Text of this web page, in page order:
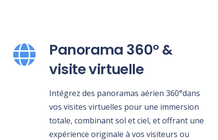
Panorama 360° &
visite virtuelle
Intégrez des panoramas aérien 360°dans
vos visites virtuelles pour une immersion
totale, combinant sol et ciel, et offrant une
expérience originale à vos visiteurs ou